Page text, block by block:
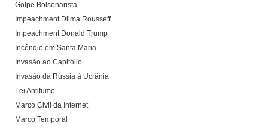
Golpe Bolsonarista
Impeachment Dilma Rousseff
Impeachment Donald Trump
Incêndio em Santa Maria
Invasão ao Capitólio
Invasão da Rússia à Ucrânia
Lei Antifumo
Marco Civil da Internet
Marco Temporal